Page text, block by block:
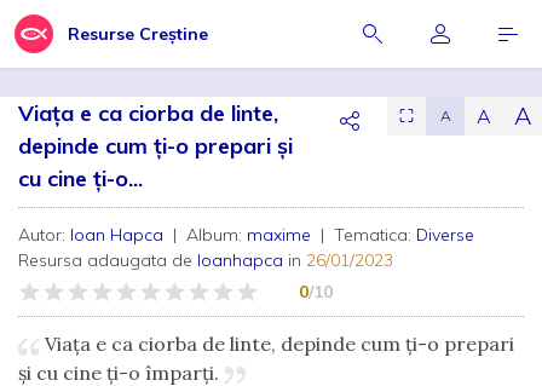
Resurse Creștine
Viața e ca ciorba de linte,
depinde cum ți-o prepari și
cu cine ți-o...
⛶ A A A
Autor: Ioan Hapca | Album: maxime | Tematica: Diverse
Resursa adaugata de Ioanhapca in 26/01/2023
0/10
Viața e ca ciorba de linte, depinde cum ți-o prepari
și cu cine ți-o împarți.